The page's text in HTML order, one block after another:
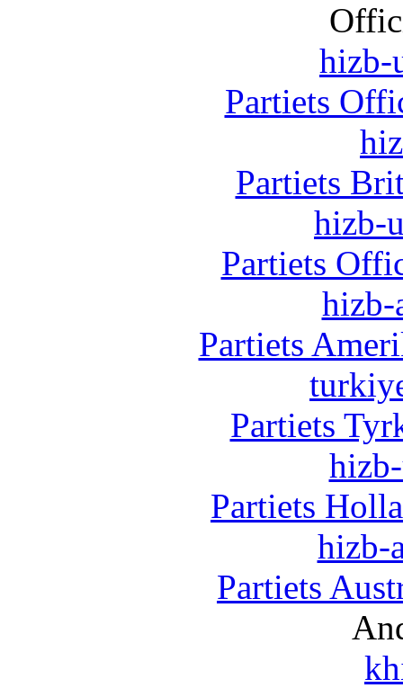
hizb-
Partiets
Partiets
hizb-
Partiets
hizb-
Partiets
Partiets
Partiets
hizb-
Partiets